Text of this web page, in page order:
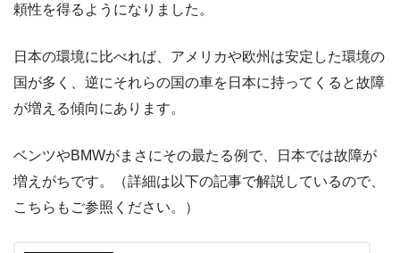
頼性を得るようになりました。
日本の環境に比べれば、アメリカや欧州は安定した環境の
国が多く、逆にそれらの国の車を日本に持ってくると故障
が増える傾向にあります。
ベンツやBMWがまさにその最たる例で、日本では故障が
増えがちです。（詳細は以下の記事で解説しているので、
こちらもご参照ください。）